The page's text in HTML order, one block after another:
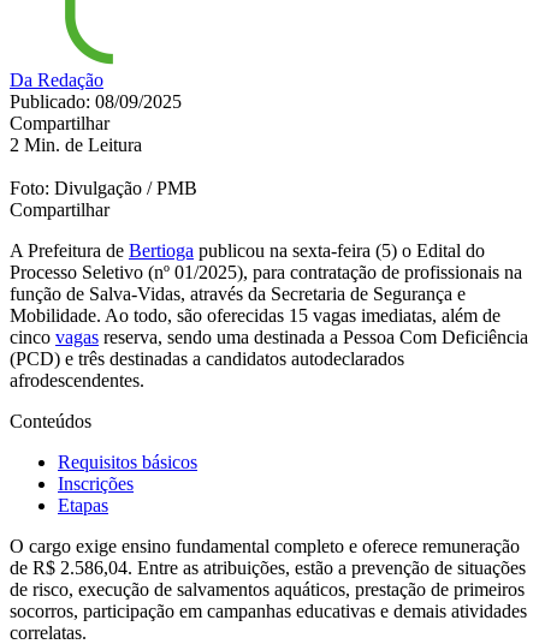
Da Redação
Publicado: 08/09/2025
Compartilhar
2 Min. de Leitura
Foto: Divulgação / PMB
Compartilhar
A Prefeitura de Bertioga publicou na sexta-feira (5) o Edital do
Processo Seletivo (nº 01/2025), para contratação de profissionais na
função de Salva-Vidas, através da Secretaria de Segurança e
Mobilidade. Ao todo, são oferecidas 15 vagas imediatas, além de
cinco vagas reserva, sendo uma destinada a Pessoa Com Deficiência
(PCD) e três destinadas a candidatos autodeclarados
afrodescendentes.
Conteúdos
Requisitos básicos
Inscrições
Etapas
O cargo exige ensino fundamental completo e oferece remuneração
de R$ 2.586,04. Entre as atribuições, estão a prevenção de situações
de risco, execução de salvamentos aquáticos, prestação de primeiros
socorros, participação em campanhas educativas e demais atividades
correlatas.